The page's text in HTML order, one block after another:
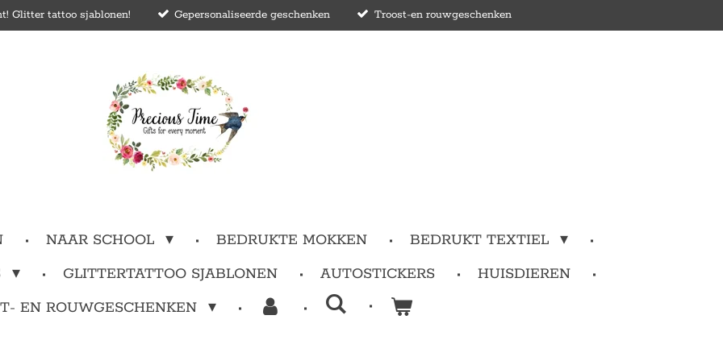
Glitter tattoo sjablonen! Gepersonaliseerde geschenken Troost-en rouwgeschenken
NAAR SCHOOL BEDRUKTE MOKKEN
BEDRUKT TEXTIEL
GLITTERTATTOO SJABLONEN AUTOSTICKERS
HUISDIEREN
EN ROUWGESCHENKEN